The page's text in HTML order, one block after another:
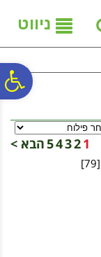
ניווט
1
2
3
4
5הבא >
[79]